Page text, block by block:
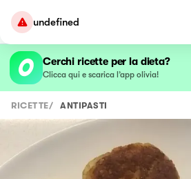
undefined
Cerchi ricette per la dieta?
Clicca qui e scarica l’app olivia!
RICETTE/ ANTIPASTI